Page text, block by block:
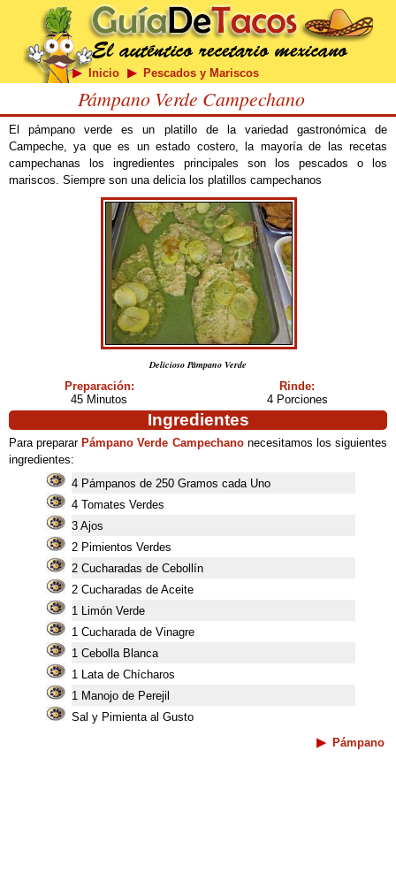
Inicio Pescados y Mariscos
Pámpano Verde Campechano
El pámpano verde es un platillo de la variedad gastronómica de
Campeche, ya que es un estado costero, la mayoría de las recetas
campechanas los ingredientes principales son los pescados o los
mariscos. Siempre son una delicia los platillos campechanos
Delicioso Pámpano Verde
Preparación:
45 Minutos
Rinde:
4 Porciones
Ingredientes
Para preparar Pámpano Verde Campechanonecesitamos los siguientes
ingredientes:
4 Pámpanos de 250 Gramos cada Uno
4 Tomates Verdes
3 Ajos
2 Pimientos Verdes
2 Cucharadas de Cebollín
2 Cucharadas de Aceite
1 Limón Verde
1 Cucharada de Vinagre
1 Cebolla Blanca
1 Lata de Chícharos
1 Manojo de Perejil
Sal y Pimienta al Gusto
Pámpano